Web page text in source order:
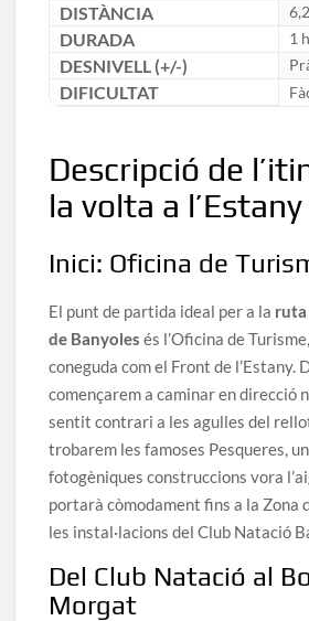
DISTÀNCIA
DURADA 1
DESNIVELL (+/-)
DIFICULTAT
Descripció de
la volta a l’Estany
Inici: Oficina de
El punt de partida ideal per a la ruta
de Banyoles és l’Oficina de
coneguda com el Front de l’Estany.
començarem a caminar en direcció
sentit contrari a les agulles del
trobarem les famoses Pesqueres,
fotogèniques construccions vora
portarà còmodament fins a la Zona
les instal·lacions del Club Natació
Del Club Natació al
Morgat